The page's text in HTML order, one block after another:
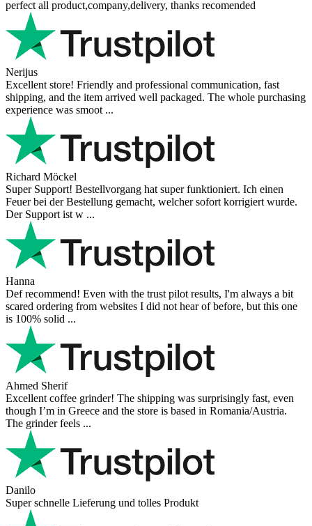
perfect all product,company,delivery, thanks recomended
Nerijus
Excellent store! Friendly and professional communication, fast
shipping, and the item arrived well packaged. The whole purchasing
experience was smoot ...
Richard Möckel
Super Support! Bestellvorgang hat super funktioniert. Ich einen
Feuer bei der Bestellung gemacht, welcher sofort korrigiert wurde.
Der Support ist w ...
Hanna
Def recommend! Even with the trust pilot results, I'm always a bit
scared ordering from websites I did not hear of before, but this one
is 100% solid ...
Ahmed Sherif
Excellent coffee grinder! The shipping was surprisingly fast, even
though I’m in Greece and the store is based in Romania/Austria.
The grinder feels ...
Danilo
Super schnelle Lieferung und tolles Produkt